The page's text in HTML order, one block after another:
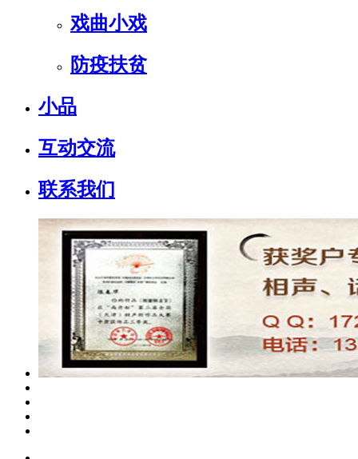
戏曲小戏
防疫扶贫
小品
互动交流
联系我们